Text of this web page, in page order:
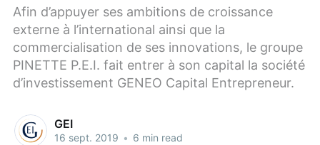
Afin d’appuyer ses ambitions de croissance
externe à l’international ainsi que la
commercialisation de ses innovations, le groupe
PINETTE P.E.I. fait entrer à son capital la société
d’investissement GENEO Capital Entrepreneur.
GEI
16 sept. 2019 • 6 min read